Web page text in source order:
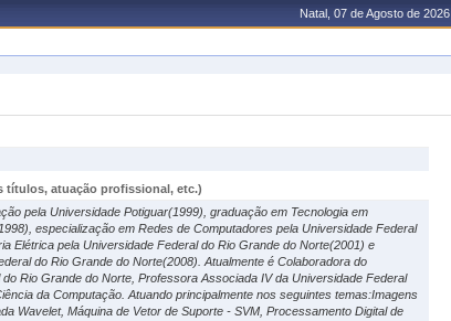
Natal, 07 de Agosto de 2026
títulos, atuação profissional, etc.)
pela Universidade Potiguar(1999), graduação em Tecnologia em
especialização em Redes de Computadores pela Universidade Federal
Elétrica pela Universidade Federal do Rio Grande do Norte(2001) e
do Rio Grande do Norte(2008). Atualmente é Colaboradora do
Rio Grande do Norte, Professora Associada IV da Universidade Federal
da Computação. Atuando principalmente nos seguintes temas:Imagens
Wavelet, Máquina de Vetor de Suporte - SVM, Processamento Digital de